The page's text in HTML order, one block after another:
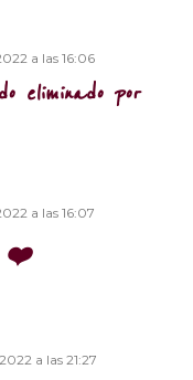
a las 16:06
eliminado por
a las 16:07
❤️
a las 21:27